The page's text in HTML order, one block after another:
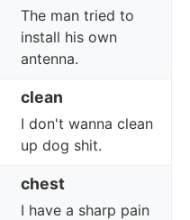
The man tried to
install his own
antenna.
clean
I don't wanna clean
up dog shit.
chest
I have a sharp pain